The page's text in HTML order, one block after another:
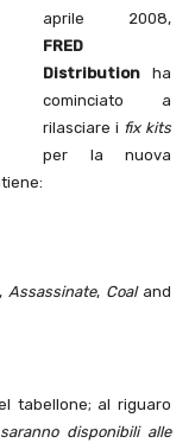
aprile 2008,
FRED
Distribution ha
cominciato a
rilasciare i fix kits
per la nuova
, Assassinate, Coaland
tabellone; al riguaro
disponibili alle